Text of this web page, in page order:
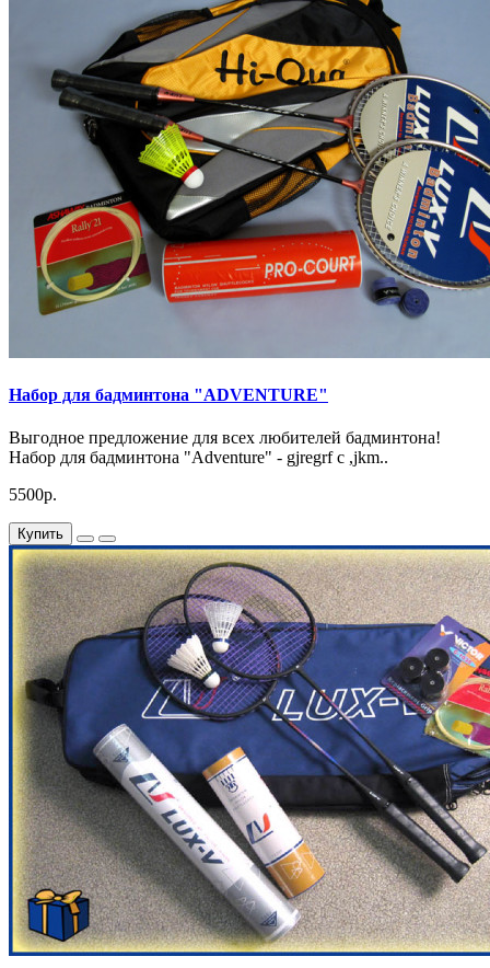
Набор для бадминтона "ADVENTURE"
Выгодное предложение для всех любителей бадминтона!
Набор для бадминтона "Adventure" - gjregrf c ,jkm..
5500р.
Купить